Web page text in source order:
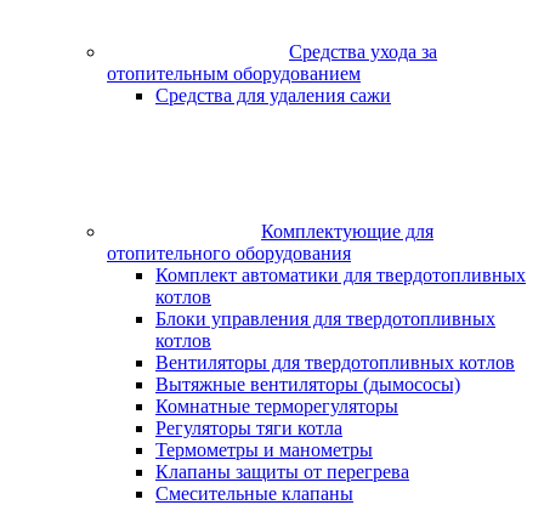
Средства ухода за
отопительным оборудованием
Средства для удаления сажи
Комплектующие для
отопительного оборудования
Комплект автоматики для твердотопливных
котлов
Блоки управления для твердотопливных
котлов
Вентиляторы для твердотопливных котлов
Вытяжные вентиляторы (дымососы)
Комнатные терморегуляторы
Регуляторы тяги котла
Термометры и манометры
Клапаны защиты от перегрева
Смесительные клапаны